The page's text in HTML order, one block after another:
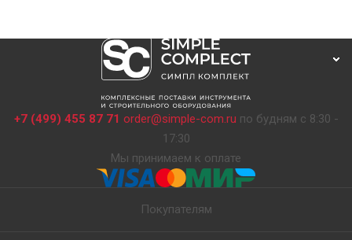
+7 (499) 455 87 71 order@simple-com.ru по будням с 8:30 -
17:30
Мы принимаем к оплате
Покупателям